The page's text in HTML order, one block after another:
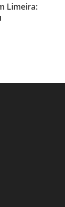
Limeira: